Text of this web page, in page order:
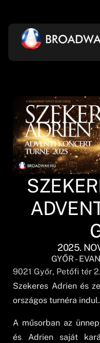
2025.
GYŐR -
9021 Győr, Petőfi tér 2.
Szekeres Adrien és
országos turnéra indul.
A műsorban az
és Adrien saját